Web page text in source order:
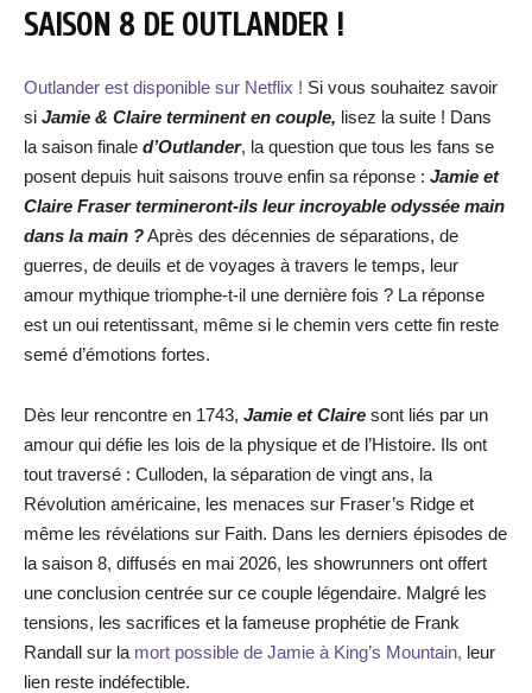
SAISON 8 DE OUTLANDER !
Outlander est disponible sur Netflix ! Si vous souhaitez savoir
si Jamie & Claire terminent en couple, lisez la suite ! Dans
la saison finale d’Outlander, la question que tous les fans se
posent depuis huit saisons trouve enfin sa réponse : Jamie et
Claire Fraser termineront-ils leur incroyable odyssée main
dans la main ?Après des décennies de séparations, de
guerres, de deuils et de voyages à travers le temps, leur
amour mythique triomphe-t-il une dernière fois ? La réponse
est un oui retentissant, même si le chemin vers cette fin reste
semé d’émotions fortes.
Dès leur rencontre en 1743, Jamie et Claire sont liés par un
amour qui défie les lois de la physique et de l’Histoire. Ils ont
tout traversé : Culloden, la séparation de vingt ans, la
Révolution américaine, les menaces sur Fraser’s Ridge et
même les révélations sur Faith. Dans les derniers épisodes de
la saison 8, diffusés en mai 2026, les showrunners ont offert
une conclusion centrée sur ce couple légendaire. Malgré les
tensions, les sacrifices et la fameuse prophétie de Frank
Randall sur la mort possible de Jamie à King’s Mountain, leur
lien reste indéfectible.